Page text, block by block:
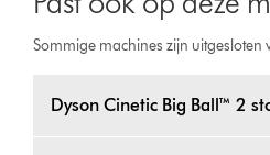
Sommige machines zijn uitgesloten
Dyson Cinetic Big Ball™ 2